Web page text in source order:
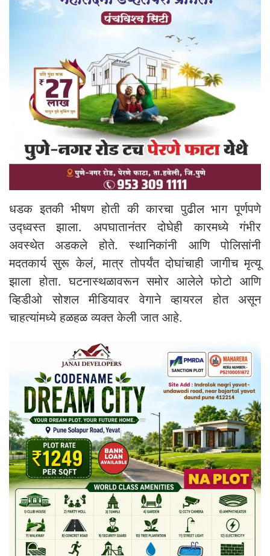
धडक इतकी भीषण होती की कारचा पुढील भाग पूर्णपणे
उद्ध्वस्त झाला. अपघातानंतर दोघेही कारमध्ये गंभीर
अवस्थेत अडकले होते. स्थानिकांनी आणि पोलिसांनी
मदतकार्य सुरू केलं, मात्र तोपर्यंत दोघांचाही जागीच मृत्यू
झाला होता. घटनास्थळावरून समोर आलेले फोटो आणि
व्हिडीओ सोशल मीडियावर वेगाने व्हायरल होत असून
चाहत्यांमध्ये हळहळ व्यक्त केली जात आहे.